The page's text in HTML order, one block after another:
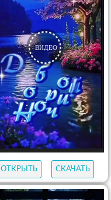
ОТКРЫТЬ СКАЧАТЬ